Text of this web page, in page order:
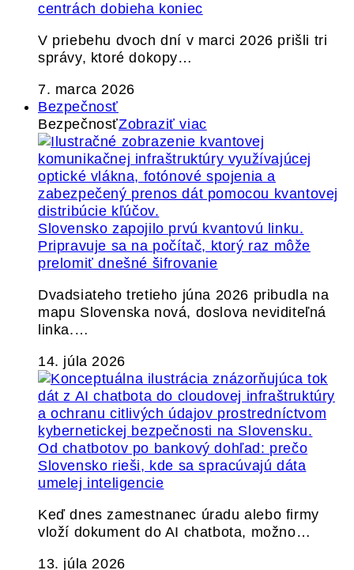
centrách dobieha koniec
V priebehu dvoch dní v marci 2026 prišli tri
správy, ktoré dokopy…
7. marca 2026
Bezpečnosť
BezpečnosťZobraziť viac
Slovensko zapojilo prvú kvantovú linku.
Pripravuje sa na počítač, ktorý raz môže
prelomiť dnešné šifrovanie
Dvadsiateho tretieho júna 2026 pribudla na
mapu Slovenska nová, doslova neviditeľná
linka.…
14. júla 2026
Od chatbotov po bankový dohľad: prečo
Slovensko rieši, kde sa spracúvajú dáta
umelej inteligencie
Keď dnes zamestnanec úradu alebo firmy
vloží dokument do AI chatbota, možno…
13. júla 2026